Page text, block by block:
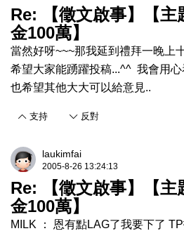
Re: 【徵文啟事】【主
金100萬】
當然好呀~~~那我延到禮拜一晚上
希望大家能踴躍投稿...^^ 我會用心
也希望其他大大可以給意見..
支持 反對
laukimfai
2005-8-26 13:24:13
Re: 【徵文啟事】【主
金100萬】
MILK ： 恩有點LAG了我要下了